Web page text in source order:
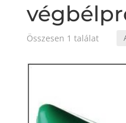
Összesen 1 találat